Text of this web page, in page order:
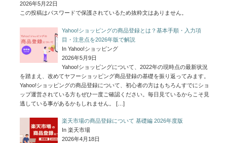
2026年5月22日
この投稿はパスワードで保護されているため抜粋文はありません。
Yahoo!ショッピングの商品登録とは？基本手順・入力項
目・注意点を2026年版で解説
In Yahoo!ショッピング
2026年5月9日
Yahoo!ショッピングについて、2022年の現時点の最新状況
を踏まえ、改めてヤフーショッピング商品登録の基礎を振り返ってみます。
Yahoo!ショッピングの商品登録について、初心者の方はもちろんすでにショ
ップ運営されている方もぜひ一度ご確認ください。毎日見ているからこそ見
逃している事があるかもしれません。
[…]
楽天市場の商品登録について 基礎編 2026年度版
In 楽天市場
2026年4月18日